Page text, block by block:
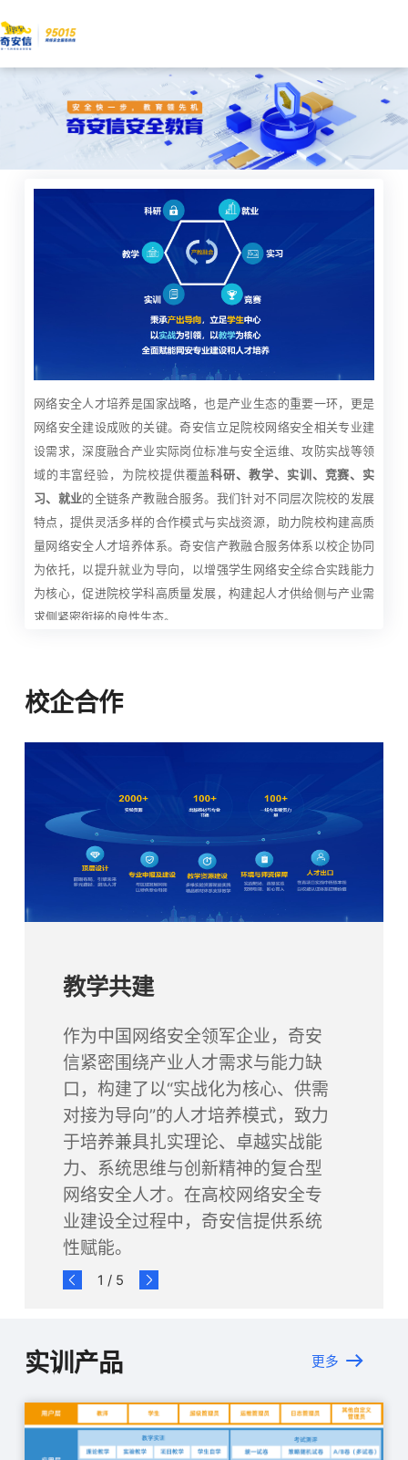
网络安全人才培养是国家战略，也是产业生态的重要一环，更是
网络安全建设成败的关键。奇安信立足院校网络安全相关专业建
设需求，深度融合产业实际岗位标准与安全运维、攻防实战等领
域的丰富经验，为院校提供覆盖科研、教学、实训、竞赛、实
习、就业的全链条产教融合服务。我们针对不同层次院校的发展
特点，提供灵活多样的合作模式与实战资源，助力院校构建高质
量网络安全人才培养体系。奇安信产教融合服务体系以校企协同
为依托，以提升就业为导向，以增强学生网络安全综合实践能力
为核心，促进院校学科高质量发展，构建起人才供给侧与产业需
求侧紧密衔接的良性生态。
校企合作
教学共建
作为中国网络安全领军企业，奇安
信紧密围绕产业人才需求与能力缺
口，构建了以“实战化为核心、供需
对接为导向”的人才培养模式，致力
于培养兼具扎实理论、卓越实战能
力、系统思维与创新精神的复合型
网络安全人才。在高校网络安全专
业建设全过程中，奇安信提供系统
性赋能。
1 / 5
实训产品 更多